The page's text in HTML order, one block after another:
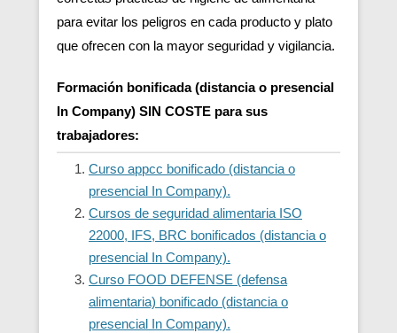
para evitar los peligros en cada producto y plato
que ofrecen con la mayor seguridad y vigilancia.
Formación bonificada (distancia o presencial
In Company) SIN COSTE para sus
trabajadores:
Curso appcc bonificado (distancia o
presencial In Company).
Cursos de seguridad alimentaria ISO
22000, IFS, BRC bonificados (distancia o
presencial In Company).
Curso FOOD DEFENSE (defensa
alimentaria) bonificado (distancia o
presencial In Company).